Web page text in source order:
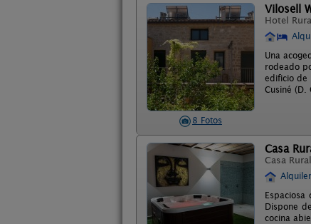
8 Fotos
Vilosell
Hotel
Una
rodeado
edificio de
Cusiné (D.
Casa
Casa
Dispone
cocina